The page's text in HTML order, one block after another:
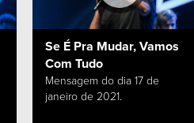
Se É Pra Mudar, Vamos
Com Tudo
Mensagem do dia 17 de
janeiro de 2021.